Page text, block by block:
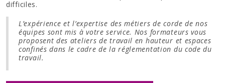
difficiles.
L’expérience et l’expertise des métiers de corde de nos
équipes sont mis à votre service. Nos formateurs vous
proposent des ateliers de travail en hauteur et espaces
confinés dans le cadre de la réglementation du code du
travail.